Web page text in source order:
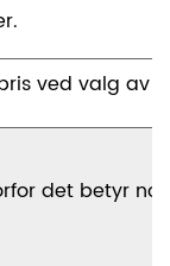
ved valg av
det betyr noe